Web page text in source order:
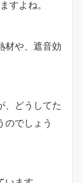
すよね。
材や、遮音効
、どうしてた
のでしょう